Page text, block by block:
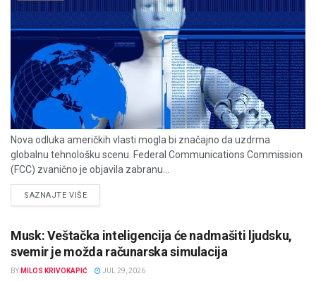
Nova odluka američkih vlasti mogla bi značajno da uzdrma
globalnu tehnološku scenu. Federal Communications Commission
(FCC) zvanično je objavila zabranu...
SAZNAJTE VIŠEDETAILS
Musk: Veštačka inteligencija će nadmašiti ljudsku,
svemir je možda računarska simulacija
BY MILOS KRIVOKAPIĆ JUL 29, 2026